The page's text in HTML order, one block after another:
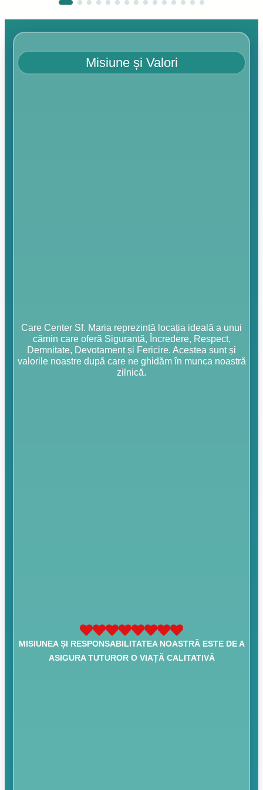
Misiune și Valori
Care Center Sf. Maria reprezintă locația ideală a unui
cămin care oferă Siguranță, Încredere, Respect,
Demnitate, Devotament și Fericire. Acestea sunt și
valorile noastre după care ne ghidăm în munca noastră
zilnică.
MISIUNEA ȘI RESPONSABILITATEA NOASTRĂ ESTE DE A
ASIGURA TUTUROR O VIAȚĂ CALITATIVĂ